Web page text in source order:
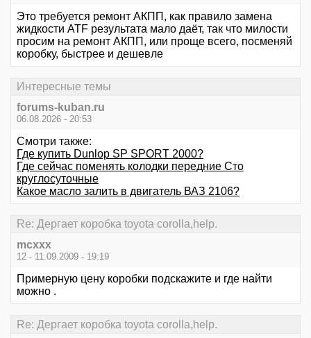
Это требуется ремонт АКПП, как правило замена
жидкости ATF результата мало даёт, так что милости
просим на ремонт АКПП, или проще всего, посменяй
коробку, быстрее и дешевле
Интересные темы
forums-kuban.ru
06.08.2026 - 20:53
Смотри также:
Где купить Dunlop SP SPORT 2000?
Где сейчас поменять колодки передние Сто
круглосуточные
Какое масло залить в двигатель ВАЗ 2106?
Re: Дергает коробка toyota corolla,help.
mcxxx
12 - 11.09.2009 - 19:19
Примерную цену коробки подскажите и где найти
можно .
Re: Дергает коробка toyota corolla,help.